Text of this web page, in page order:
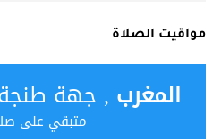
مواقيت الصلاة